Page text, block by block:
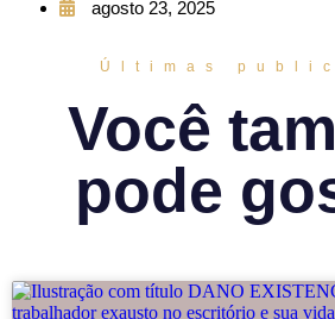
agosto 23, 2025
Últimas
Você
pode